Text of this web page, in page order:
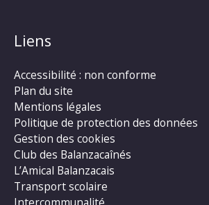
Liens
Accessibilité : non conforme
Plan du site
Mentions légales
Politique de protection des données
Gestion des cookies
Club des Balanzacaînés
L’Amical Balanzacais
Transport scolaire